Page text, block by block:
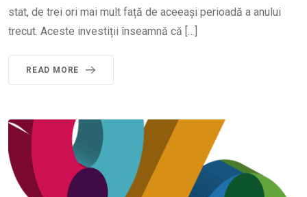
stat, de trei ori mai mult față de aceeași perioadă a anului
trecut. Aceste investiții înseamnă că […]
READ MORE